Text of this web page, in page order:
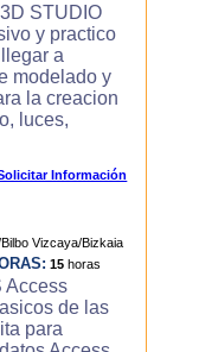
STUDIO
y practico
a
modelado y
la creacion
luces,
Información
15 horas
Access
de las
para